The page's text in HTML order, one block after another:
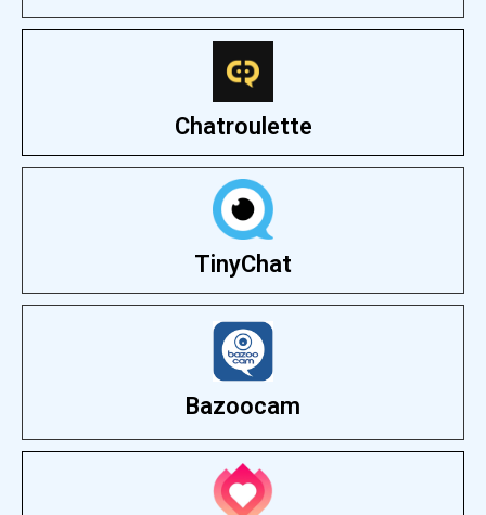
Chatroulette
TinyChat
Bazoocam